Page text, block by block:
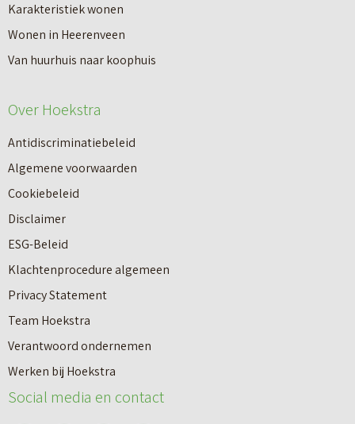
Nieuwbouw
Karakteristiek wonen
Wonen in Heerenveen
Van huurhuis naar koophuis
Over Hoekstra
Antidiscriminatiebeleid
Algemene voorwaarden
Cookiebeleid
Disclaimer
ESG-Beleid
Klachtenprocedure algemeen
Privacy Statement
Team Hoekstra
Verantwoord ondernemen
Werken bij Hoekstra
Social media en contact